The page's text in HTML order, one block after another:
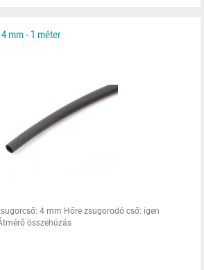
mm - 1 méter
4 mm Hőre zsugorodó cső: igen
összehúzás